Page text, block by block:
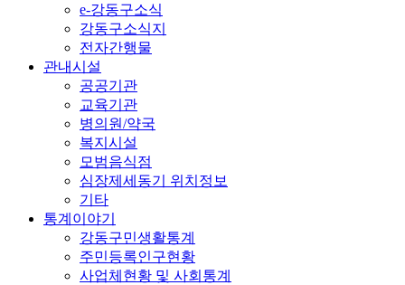
e-강동구소식
강동구소식지
전자간행물
관내시설
공공기관
교육기관
병의원/약국
복지시설
모범음식점
심장제세동기 위치정보
기타
통계이야기
강동구민생활통계
주민등록인구현황
사업체현황 및 사회통계